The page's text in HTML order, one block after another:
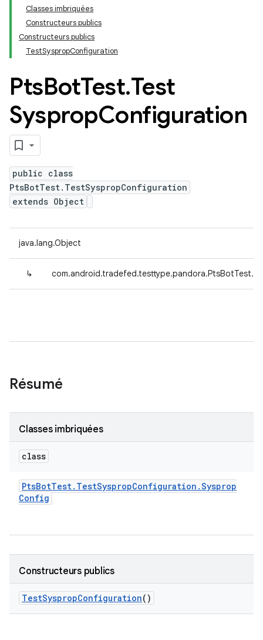
Classes imbriquées
Constructeurs publics
Constructeurs publics
TestSyspropConfiguration
PtsBotTest.Test
SyspropConfiguration
public class
PtsBotTest.TestSyspropConfiguration
extends Object
java.lang.Object
↳
Résumé
Classes imbriquées
class
PtsBotTest. TestSyspropConfiguration .Sysprop
Config
Constructeurs publics
TestSyspropConfiguration()